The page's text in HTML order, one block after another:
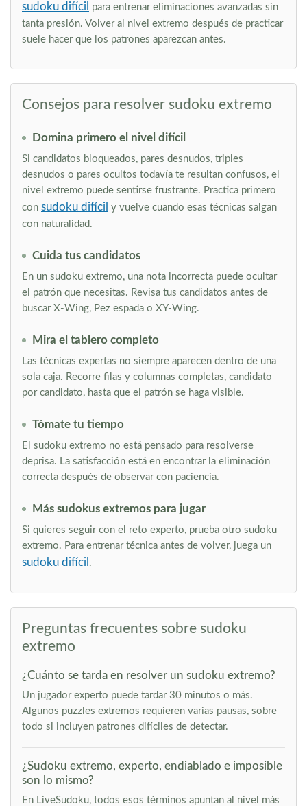
sudoku difícil
para entrenar eliminaciones avanzadas sin
tanta presión. Volver al nivel extremo después de practicar
suele hacer que los patrones aparezcan antes.
Consejos para resolver sudoku extremo
Domina primero el nivel difícil
Si candidatos bloqueados, pares desnudos, triples
desnudos o pares ocultos todavía te resultan confusos, el
nivel extremo puede sentirse frustrante. Practica primero
con sudoku difícil y vuelve cuando esas técnicas salgan
con naturalidad.
Cuida tus candidatos
En un sudoku extremo, una nota incorrecta puede ocultar
el patrón que necesitas. Revisa tus candidatos antes de
buscar X-Wing, Pez espada o XY-Wing.
Mira el tablero completo
Las técnicas expertas no siempre aparecen dentro de una
sola caja. Recorre filas y columnas completas, candidato
por candidato, hasta que el patrón se haga visible.
Tómate tu tiempo
El sudoku extremo no está pensado para resolverse
deprisa. La satisfacción está en encontrar la eliminación
correcta después de observar con paciencia.
Más sudokus extremos para jugar
Si quieres seguir con el reto experto, prueba otro sudoku
extremo. Para entrenar técnica antes de volver, juega un
sudoku difícil .
Preguntas frecuentes sobre sudoku
extremo
¿Cuánto se tarda en resolver un sudoku extremo?
Un jugador experto puede tardar 30 minutos o más.
Algunos puzzles extremos requieren varias pausas, sobre
todo si incluyen patrones difíciles de detectar.
¿Sudoku extremo, experto, endiablado e imposible
son lo mismo?
En LiveSudoku, todos esos términos apuntan al nivel más